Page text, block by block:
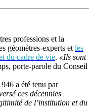
professions et la
géomètres-experts et les
du cadre de vie. «Ils sont
porte-parole du Conseil
a été tenu par
ces décennies
de l’institution et du